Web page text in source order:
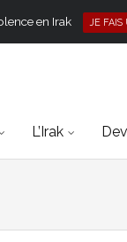
en Irak JE FAIS
L’Irak